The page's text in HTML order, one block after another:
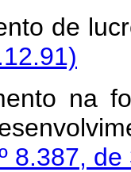
de
na
8.387,